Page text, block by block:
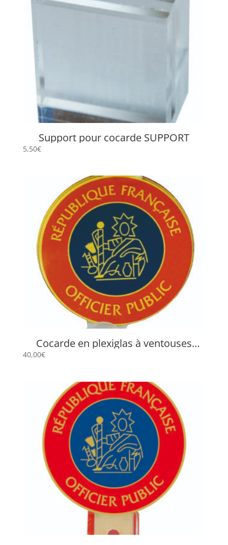
Support pour cocarde SUPPORT
5,50€
Cocarde en plexiglas à ventouses
40,00€